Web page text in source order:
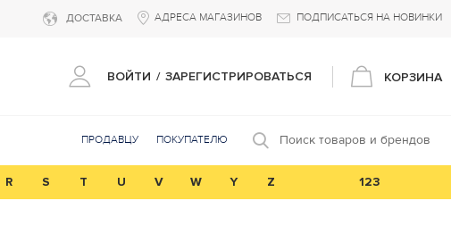
ДОСТАВКА АДРЕСА МАГАЗИНОВ ПОДПИСАТЬСЯ НА НОВИНКИ
ВОЙТИ / ЗАРЕГИСТРИРОВАТЬСЯ КОРЗИНА
ПРОДАВЦУ ПОКУПАТЕЛЮ Поиск товаров и брендов
R S T U V W Y Z 123